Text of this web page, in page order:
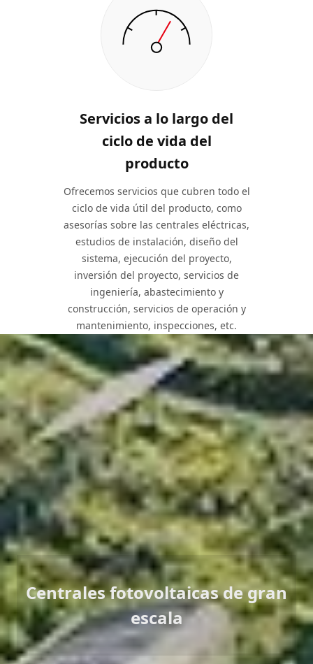
Servicios a lo largo del
ciclo de vida del
producto
Ofrecemos servicios que cubren todo el
ciclo de vida útil del producto, como
asesorías sobre las centrales eléctricas,
estudios de instalación, diseño del
sistema, ejecución del proyecto,
inversión del proyecto, servicios de
ingeniería, abastecimiento y
construcción, servicios de operación y
mantenimiento, inspecciones, etc.
Soluciones para cada
proyecto
Dependiendo del área, ubicación y método de instalación,
ofrecemos soluciones adaptadas para diferentes tipos de
centrales eléctricas de gran escala.
Centrales fotovoltaicas de gran
escala